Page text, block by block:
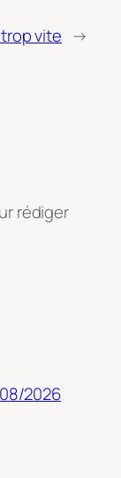
vite →
rédiger
2026